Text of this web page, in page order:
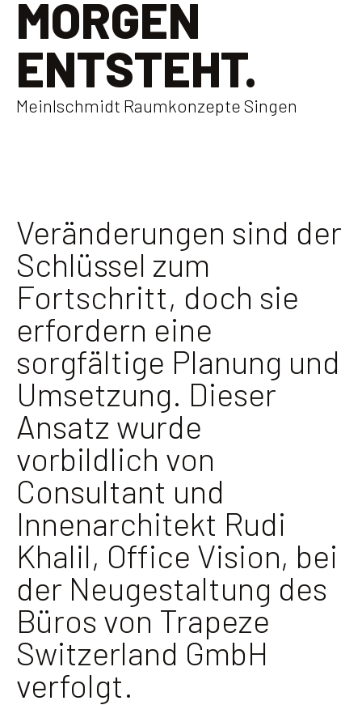
MORGEN
ENTSTEHT.
Meinlschmidt Raumkonzepte Singen
Veränderungen sind der
Schlüssel zum
Fortschritt, doch sie
erfordern eine
sorgfältige Planung und
Umsetzung. Dieser
Ansatz wurde
vorbildlich von
Consultant und
Innenarchitekt Rudi
Khalil, Office Vision, bei
der Neugestaltung des
Büros von Trapeze
Switzerland GmbH
verfolgt.